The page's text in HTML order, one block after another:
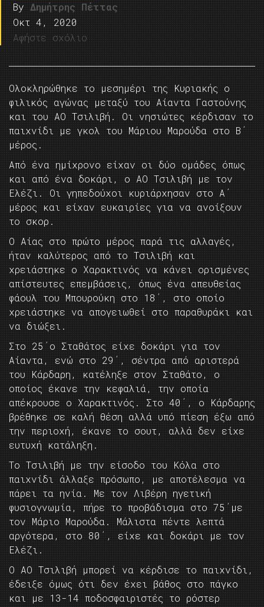
By Δημήτρης Πέττας
Οκτ 4, 2020
Αφήστε σχόλιο
Ολοκληρώθηκε το μεσημέρι της Κυριακής ο
φιλικός αγώνας μεταξύ του Αίαντα Γαστούνης
και του ΑΟ Τσιλιβή. Οι νησιώτες κέρδισαν το
παιχνίδι με γκολ του Μάριου Μαρούδα στο Β΄
μέρος.
Από ένα ημίχρονο είχαν οι δύο ομάδες όπως
και από ένα δοκάρι, ο ΑΟ Τσιλιβή με τον
Ελέζι. Οι γηπεδούχοι κυριάρχησαν στο Α΄
μέρος και είχαν ευκαιρίες για να ανοίξουν
το σκορ.
Ο Αίας στο πρώτο μέρος παρά τις αλλαγές,
ήταν καλύτερος από το Τσιλιβή και
χρειάστηκε ο Χαρακτινός να κάνει ορισμένες
απίστευτες επεμβάσεις, όπως ένα απευθείας
φάουλ του Μπουρούκη στο 18΄, στο οποίο
χρειάστηκε να απογειωθεί στο παραθυράκι και
να διώξει.
Στο 25΄ο Σταθάτος είχε δοκάρι για τον
Αίαντα, ενώ στο 29΄, σέντρα από αριστερά
του Κάρδαρη, κατέληξε στον Σταθάτο, ο
οποίος έκανε την κεφαλιά, την οποία
απέκρουσε ο Χαρακτινός. Στο 40΄, ο Κάρδαρης
βρέθηκε σε καλή θέση αλλά υπό πίεση έξω από
την περιοχή, έκανε το σουτ, αλλά δεν είχε
ευτυχή κατάληξη.
Το Τσιλιβή με την είσοδο του Κόλα στο
παιχνίδι άλλαξε πρόσωπο, με αποτέλεσμα να
πάρει τα ηνία. Με τον Λιβέρη ηγετική
φυσιογνωμία, πήρε το προβάδισμα στο 75΄με
τον Μάριο Μαρούδα. Μάλιστα πέντε λεπτά
αργότερα, στο 80΄, είχε και δοκάρι με τον
Ελέζι.
Ο ΑΟ Τσιλιβή μπορεί να κέρδισε το παιχνίδι,
έδειξε όμως ότι δεν έχει βάθος στο πάγκο
και με 13-14 ποδοσφαιριστές το ρόστερ